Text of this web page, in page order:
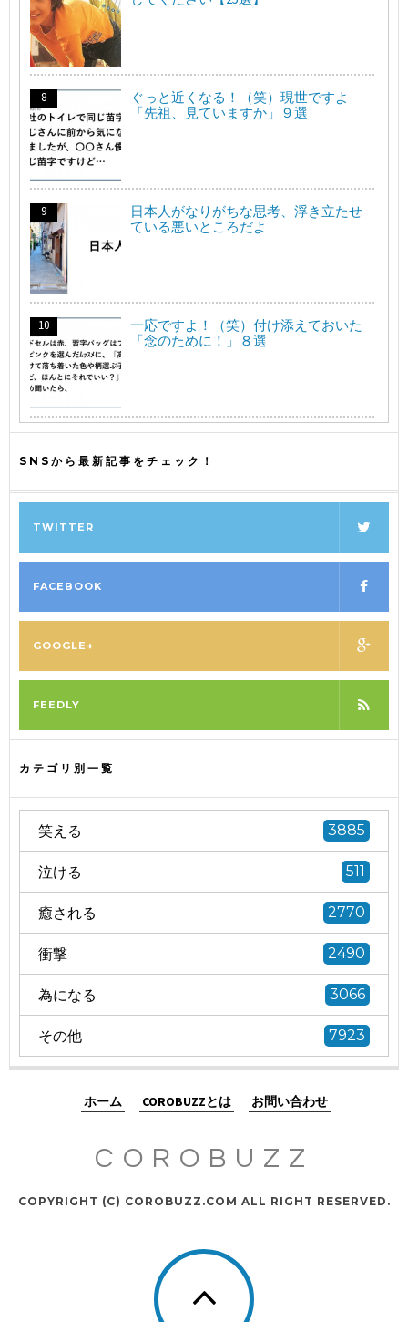
ぐっと近くなる！（笑）現世ですよ
「先祖、見ていますか」９選
日本人がなりがちな思考、浮き立たせ
ている悪いところだよ
一応ですよ！（笑）付け添えておいた
「念のために！」８選
SNSから最新記事をチェック！
TWITTER
FACEBOOK
GOOGLE+
FEEDLY
カテゴリ別一覧
笑える 3885
泣ける 511
癒される 2770
衝撃 2490
為になる 3066
その他 7923
ホーム COROBUZZとは お問い合わせ
COROBUZZ
COPYRIGHT (C) COROBUZZ.COM ALL RIGHT RESERVED.